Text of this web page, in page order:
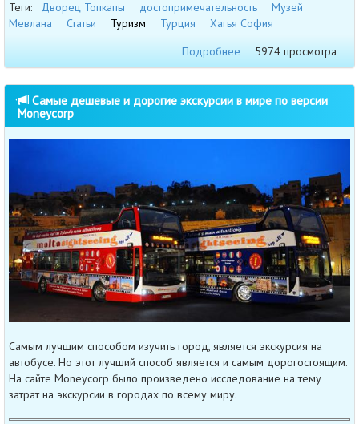
Теги: Дворец Топкапы достопримечательность
Музей
Мевлана
Статьи Туризм Турция
Хагья София
Подробнее
5974 просмотра
Самые дешевые и дорогие экскурсии в мире по версии
Moneycorp
Самым лучшим способом изучить город, является экскурсия на
автобусе. Но этот лучший способ является и самым дорогостоящим.
На сайте Moneycorp было произведено исследование на тему
затрат на экскурсии в городах по всему миру.